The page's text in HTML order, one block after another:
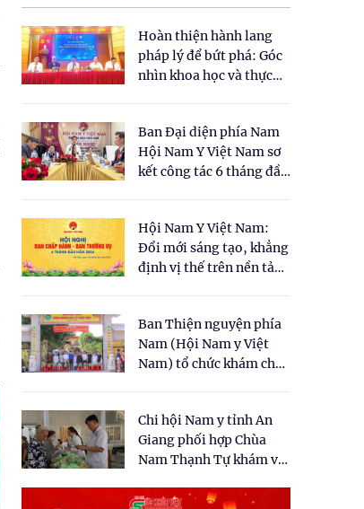
Hoàn thiện hành lang
pháp lý để bứt phá: Góc
nhìn khoa học và thực
cho Luật Y dược cổ
truyền Việt Nam"
Ban Đại diện phía Nam
Hội Nam Y Việt Nam sơ
kết công tác 6 tháng đầu
Hội Nam Y Việt Nam:
Đổi mới sáng tạo, khẳng
định vị thế trên nền tảng
Ban Thiện nguyện phía
Nam (Hội Nam y Việt
Nam) tổ chức khám chữa
dân tại xã Tân Tập
Chi hội Nam y tỉnh An
Giang phối hợp Chùa
Nam Thạnh Tự khám và
nhân dân